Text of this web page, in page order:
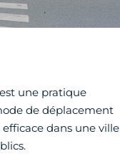
une pratique
de déplacement
dans une ville